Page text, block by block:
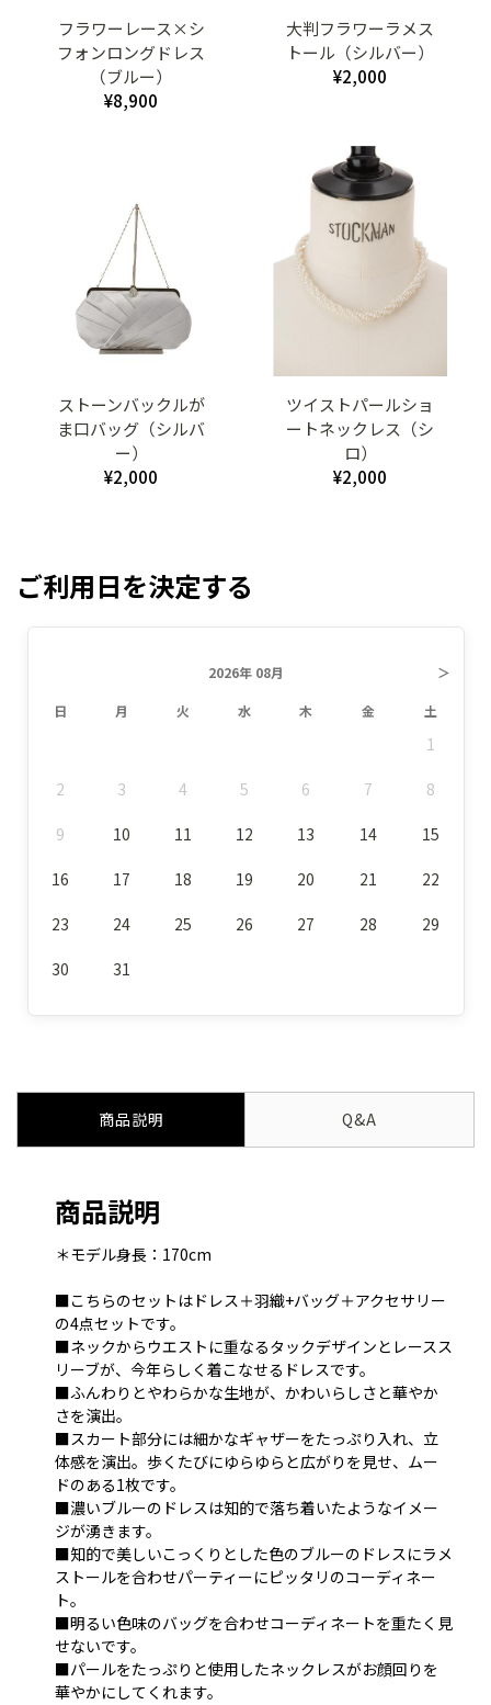
フラワーレース×シ
フォンロングドレス
（ブルー）
¥8,900
大判フラワーラメス
トール（シルバー）
¥2,000
ストーンバックルが
ま口バッグ（シルバ
ー）
¥2,000
ツイストパールショ
ートネックレス（シ
ロ）
¥2,000
ご利用日を決定する
2026年 08月 ＞
日 月 火 水 木 金 土
1
2 3 4 5 6 7 8
9 10 11 12 13 14 15
16 17 18 19 20 21 22
23 24 25 26 27 28 29
30 31
商品説明 Q&A
商品説明
＊モデル身長：170cm
■こちらのセットはドレス＋羽織+バッグ＋アクセサリー
の4点セットです。
■ネックからウエストに重なるタックデザインとレースス
リーブが、今年らしく着こなせるドレスです。
■ふんわりとやわらかな生地が、かわいらしさと華やか
さを演出。
■スカート部分には細かなギャザーをたっぷり入れ、立
体感を演出。歩くたびにゆらゆらと広がりを見せ、ムー
ドのある1枚です。
■濃いブルーのドレスは知的で落ち着いたようなイメー
ジが湧きます。
■知的で美しいこっくりとした色のブルーのドレスにラメ
ストールを合わせパーティーにピッタリのコーディネー
ト。
■明るい色味のバッグを合わせコーディネートを重たく見
せないです。
■パールをたっぷりと使用したネックレスがお顔回りを
華やかにしてくれます。